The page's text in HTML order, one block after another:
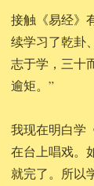
接触《易经》
续学习了乾卦
志于学，三十
逾矩。”
我现在明白学
在台上唱戏。
就完了。所以